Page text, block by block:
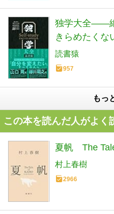
独学大全――
きらめたくな
読書猿
957
もっ
この本を読んだ人がよく
夏帆 The
村上春樹
2966